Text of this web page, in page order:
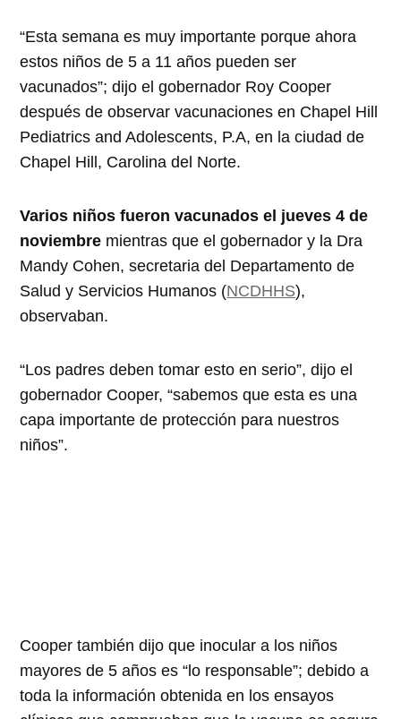
“Esta semana es muy importante porque ahora
estos niños de 5 a 11 años pueden ser
vacunados”; dijo el gobernador Roy Cooper
después de observar vacunaciones en Chapel Hill
Pediatrics and Adolescents, P.A, en la ciudad de
Chapel Hill, Carolina del Norte.
Varios niños fueron vacunados el jueves 4 de
noviembre mientras que el gobernador y la Dra
Mandy Cohen, secretaria del Departamento de
Salud y Servicios Humanos (NCDHHS),
observaban.
“Los padres deben tomar esto en serio”, dijo el
gobernador Cooper, “sabemos que esta es una
capa importante de protección para nuestros
niños”.
Cooper también dijo que inocular a los niños
mayores de 5 años es “lo responsable”; debido a
toda la información obtenida en los ensayos